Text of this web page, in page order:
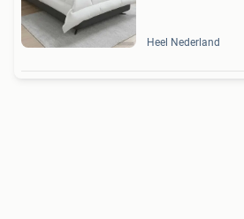
Heel Nederland